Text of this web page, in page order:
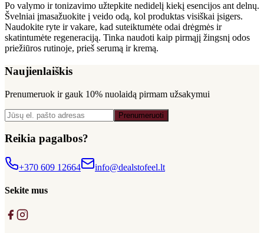
Po valymo ir tonizavimo užtepkite nedidelį kiekį esencijos ant delnų.
Švelniai įmasažuokite į veido odą, kol produktas visiškai įsigers.
Naudokite ryte ir vakare, kad suteiktumėte odai drėgmės ir
skatintumėte regeneraciją. Tinka naudoti kaip pirmąjį žingsnį odos
priežiūros rutinoje, prieš serumą ir kremą.
Naujienlaiškis
Prenumeruok ir gauk 10% nuolaidą pirmam užsakymui
Prenumeruoti
Reikia pagalbos?
+370 609 12664 info@dealstofeel.lt
Sekite mus